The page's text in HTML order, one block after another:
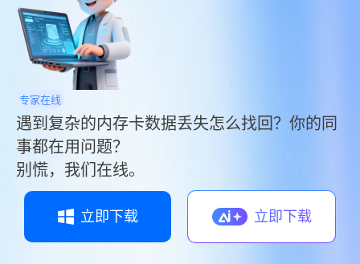
专家在线
遇到复杂的内存卡数据丢失怎么找回？你的同
事都在用问题？
别慌，我们在线。
立即下载 立即下载